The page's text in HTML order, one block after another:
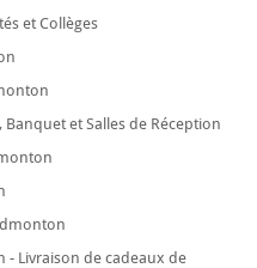
et Collèges
et Salles de Réception
- Livraison de cadeaux de